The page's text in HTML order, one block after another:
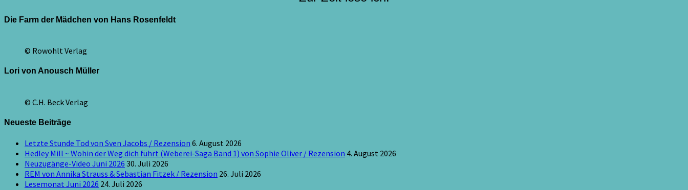
Die Farm der Mädchen von Hans Rosenfeldt
© Rowohlt Verlag
Lori von Anousch Müller
© C.H. Beck Verlag
Neueste Beiträge
Letzte Stunde Tod von Sven Jacobs / Rezension 6. August 2026
Hedley Mill ~ Wohin der Weg dich führt (Weberei-Saga Band 1) von Sophie Oliver / Rezension 4. August 2026
Neuzugänge-Video Juni 2026 30. Juli 2026
REM von Annika Strauss & Sebastian Fitzek / Rezension 26. Juli 2026
Lesemonat Juni 2026 24. Juli 2026